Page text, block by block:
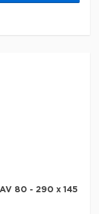
80 - 290 x 145